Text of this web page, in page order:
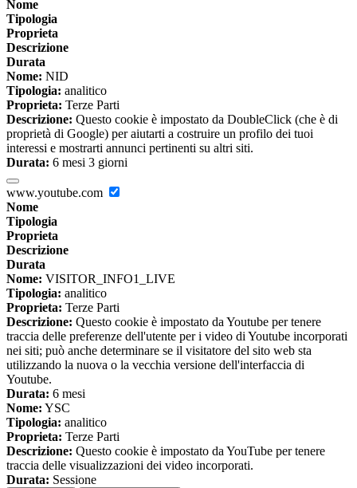
Nome
Tipologia
Proprieta
Descrizione
Durata
Nome: NID
Tipologia: analitico
Proprieta: Terze Parti
Descrizione: Questo cookie è impostato da DoubleClick (che è di
proprietà di Google) per aiutarti a costruire un profilo dei tuoi
interessi e mostrarti annunci pertinenti su altri siti.
Durata: 6 mesi 3 giorni
www.youtube.com
Nome
Tipologia
Proprieta
Descrizione
Durata
Nome: VISITOR_INFO1_LIVE
Tipologia: analitico
Proprieta: Terze Parti
Descrizione: Questo cookie è impostato da Youtube per tenere
traccia delle preferenze dell'utente per i video di Youtube incorporati
nei siti; può anche determinare se il visitatore del sito web sta
utilizzando la nuova o la vecchia versione dell'interfaccia di
Youtube.
Durata: 6 mesi
Nome: YSC
Tipologia: analitico
Proprieta: Terze Parti
Descrizione: Questo cookie è impostato da YouTube per tenere
traccia delle visualizzazioni dei video incorporati.
Durata: Sessione